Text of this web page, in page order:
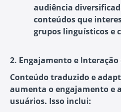
audiência
conteúdos que
grupos linguísticos e
2. Engajamento e
Conteúdo traduzido e
aumenta o engajamento e
usuários. Isso inclui: